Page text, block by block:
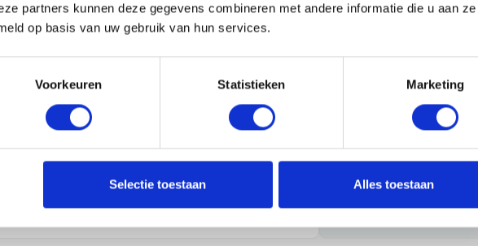
partners kunnen deze gegevens combineren met andere informatie die u aan
op basis van uw gebruik van hun services.
Voorkeuren Statistieken Marketing
Selectie toestaan Alles toestaan
Huurflits hecht veel
handelen van
1: Nooit vooraf
hebben gezien.
2: Geen persoonlijke
3: Meld bij misbruik
klantenservice.